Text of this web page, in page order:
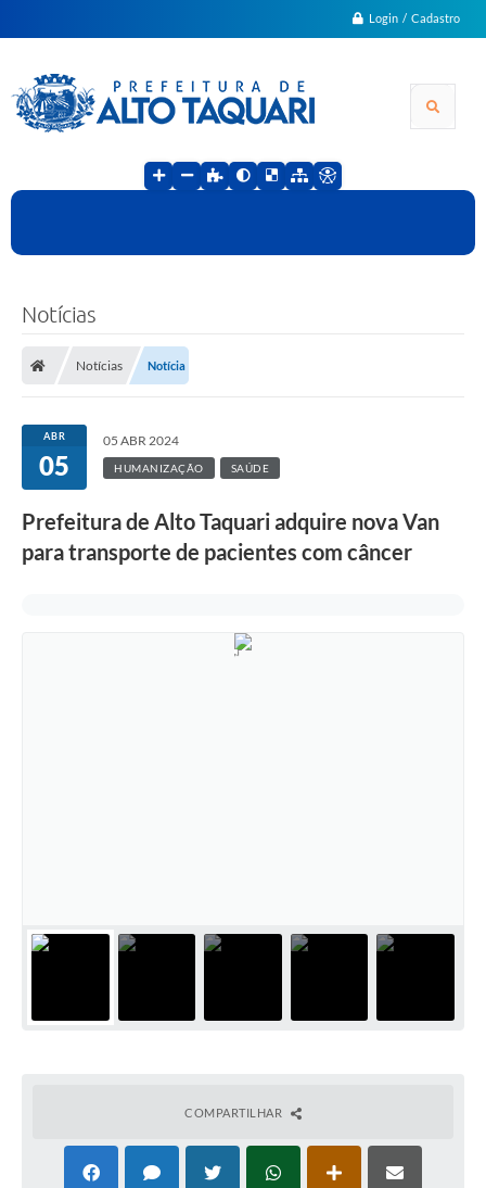
Login / Cadastro
Notícias
Notícias Notícia
ABR
05
05 ABR 2024
HUMANIZAÇÃO SAÚDE
Prefeitura de Alto Taquari adquire nova Van
para transporte de pacientes com câncer
COMPARTILHAR